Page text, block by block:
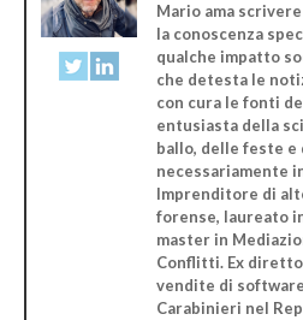
Mario ama
la conoscenza
qualche impatto
che detesta le
con cura le fonti
entusiasta della
ballo, delle feste e
necessariamente
Imprenditore di
forense, laureato
master in
Conflitti. Ex
vendite di
Carabinieri nel